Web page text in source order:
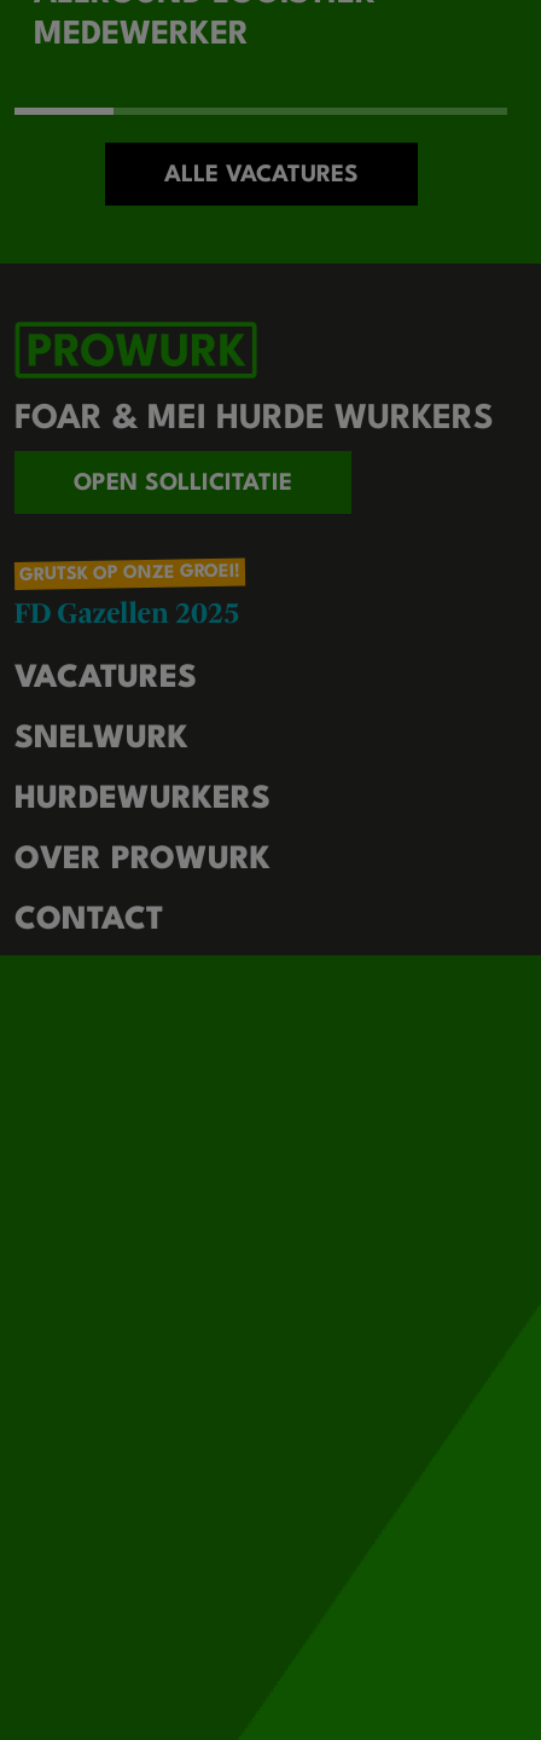
MEDEWERKER
ALLE VACATURES
FOAR & MEI HURDE WURKERS
OPEN SOLLICITATIE
GRUTSK OP ONZE GROEI!
VACATURES
SNELWURK
HURDEWURKERS
OVER PROWURK
CONTACT